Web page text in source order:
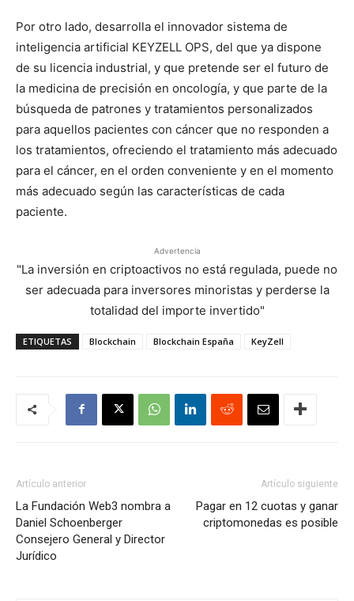
Por otro lado, desarrolla el innovador sistema de
inteligencia artificial KEYZELL OPS, del que ya dispone
de su licencia industrial, y que pretende ser el futuro de
la medicina de precisión en oncología, y que parte de la
búsqueda de patrones y tratamientos personalizados
para aquellos pacientes con cáncer que no responden a
los tratamientos, ofreciendo el tratamiento más adecuado
para el cáncer, en el orden conveniente y en el momento
más adecuado según las características de cada
paciente.
Advertencia
"La inversión en criptoactivos no está regulada, puede no
ser adecuada para inversores minoristas y perderse la
totalidad del importe invertido"
ETIQUETAS Blockchain Blockchain España KeyZell
Artículo anterior
La Fundación Web3 nombra a
Daniel Schoenberger
Consejero General y Director
Jurídico
Artículo siguiente
Pagar en 12 cuotas y ganar
criptomonedas es posible